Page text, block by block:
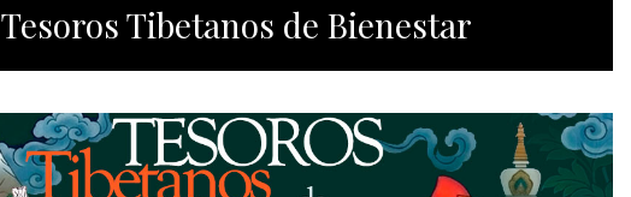
Tesoros Tibetanos de Bienestar